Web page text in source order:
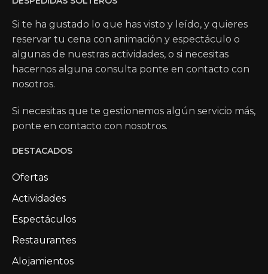
Si te ha gustado lo que has visto y leído, y quieres
reservar tu cena con animación y espectáculo o
algunas de nuestras actividades, o si necesitas
hacernos alguna consulta ponte en contacto con
nosotros.
Si necesitas que te gestionemos algún servicio más,
ponte en contacto con nosotros.
DESTACADOS
Ofertas
Actividades
Espectáculos
Restaurantes
Alojamientos